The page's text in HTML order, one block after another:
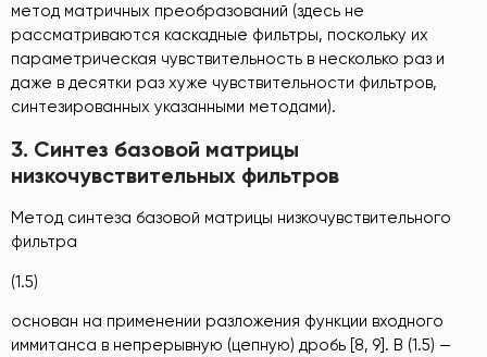
метод матричных преобразований (здесь не
рассматриваются каскадные фильтры, поскольку их
параметрическая чувствительность в несколько раз и
даже в десятки раз хуже чувствительности фильтров,
синтезированных указанными методами).
3. Синтез базовой матрицы
низкочувствительных фильтров
Метод синтеза базовой матрицы низкочувствительного
фильтра
(1.5)
основан на применении разложения функции входного
иммитанса в непрерывную (цепную) дробь [8, 9]. В (1.5) —